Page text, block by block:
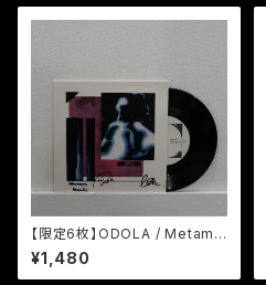
【限定6枚】ODOLA / Metamo
rphose
¥1,480